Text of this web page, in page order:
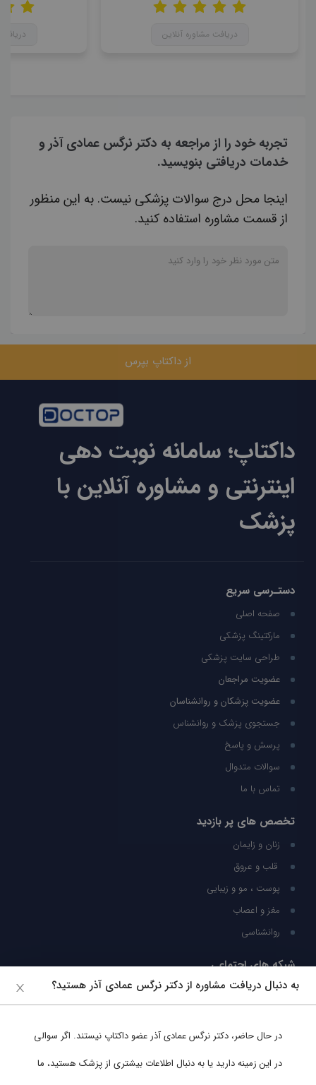
دریافت مشاوره آنلاین
تجربه خود را از مراجعه به دکتر نرگس عمادی آذر و
خدمات دریافتی بنویسید.
اینجا محل درج سوالات پزشکی نیست. به این منظور
از قسمت مشاوره استفاده کنید.
از داکتاپ بپرس
داکتاپ؛ سامانه نوبت دهی
اینترنتی و مشاوره آنلاین با
پزشک
دستـرسی سریع
صفحه اصلی
مارکتینگ پزشکی
طراحی سایت پزشکی
عضویت مراجعان
عضویت پزشکان و روانشناسان
جستجوی پزشک و روانشناس
پرسش و پاسخ
سوالات متدوال
تماس با ما
تخصص های پر بازدید
زنان و زایمان
قلب و عروق
پوست ، مو و زیبایی
مغز و اعصاب
روانشناسی
شبکه های اجتماعی
ما را در شبکه های اجتماعی دنبال کنید
به دنبال دریافت مشاوره از دکتر نرگس عمادی آذر هستید؟
در حال حاضر، دکتر نرگس عمادی آذر عضو داکتاپ نیستند. اگر سوالی
در این زمینه دارید یا به دنبال اطلاعات بیشتری از پزشک هستید، ما